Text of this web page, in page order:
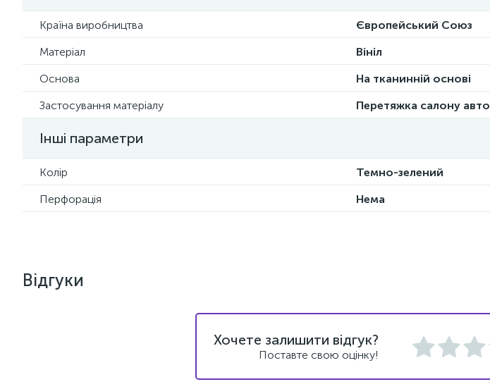
Країна виробництва
Європейський Союз
Матеріал
Вініл
Основа
На тканинній основі
Застосування матеріалу
Перетяжка салону авто
Інші параметри
Колір
Темно-зелений
Перфорація
Нема
Відгуки
Хочете залишити відгук?
Поставте свою оцінку!